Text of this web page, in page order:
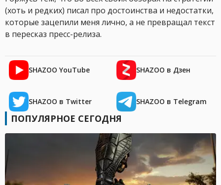
(хоть и редких) писал про достоинства и недостатки,
которые зацепили меня лично, а не превращал текст
в пересказ пресс-релиза.
SHAZOO YouTube SHAZOO в Дзен
SHAZOO в Twitter SHAZOO в Telegram
ПОПУЛЯРНОЕ СЕГОДНЯ